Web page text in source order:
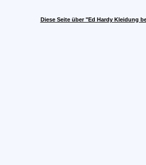
Diese Seite über "Ed Hardy Kleidung